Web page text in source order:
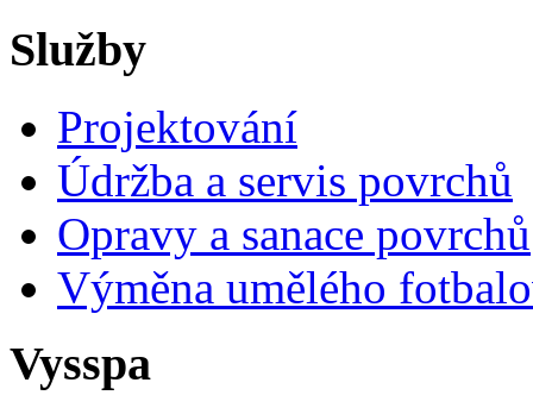
Služby
Projektování
Údržba a servis povrchů
Opravy a sanace povrchů
Výměna umělého
Vysspa